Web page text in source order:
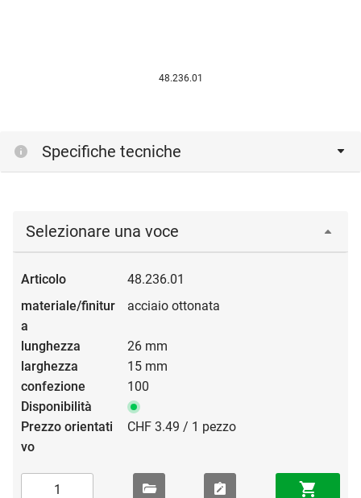
48.236.01
Specifiche tecniche
Selezionare una voce
48.236.01
acciaio ottonata
26 mm
15 mm
100
CHF 3.49 / 1 pezzo